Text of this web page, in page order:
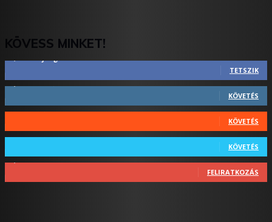
KÖVESS MINKET!
TETSZIK
KÖVETÉS
KÖVETÉS
KÖVETÉS
FELIRATKOZÁS